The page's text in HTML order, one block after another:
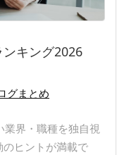
キング2026
グまとめ
業界・職種を独自視
ヒントが満載で